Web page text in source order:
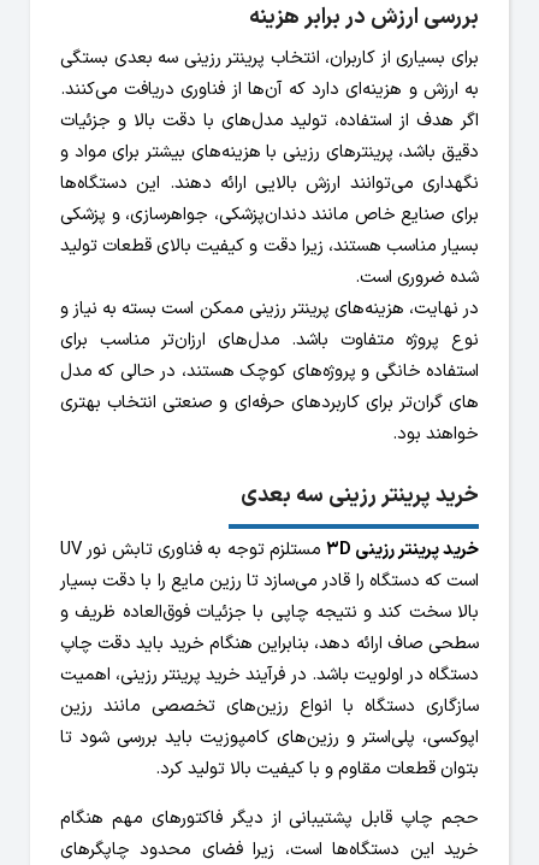
بررسی ارزش در برابر هزینه
برای بسیاری از کاربران، انتخاب پرینتر رزینی سه بعدی بستگی
به ارزش و هزینه‌ای دارد که آن‌ها از فناوری دریافت می‌کنند.
اگر هدف از استفاده، تولید مدل‌های با دقت بالا و جزئیات
دقیق باشد، پرینترهای رزینی با هزینه‌های بیشتر برای مواد و
نگهداری می‌توانند ارزش بالایی ارائه دهند. این دستگاه‌ها
برای صنایع خاص مانند دندان‌پزشکی، جواهرسازی، و پزشکی
بسیار مناسب هستند، زیرا دقت و کیفیت بالای قطعات تولید
شده ضروری است.
در نهایت، هزینه‌های پرینتر رزینی ممکن است بسته به نیاز و
نوع پروژه متفاوت باشد. مدل‌های ارزان‌تر مناسب برای
استفاده خانگی و پروژه‌های کوچک هستند، در حالی که مدل
های گران‌تر برای کاربردهای حرفه‌ای و صنعتی انتخاب بهتری
خواهند بود.
خرید پرینتر رزینی سه بعدی
خرید پرینتر رزینی 3D
مستلزم توجه به فناوری تابش نور UV
است که دستگاه را قادر می‌سازد تا رزین مایع را با دقت بسیار
بالا سخت کند و نتیجه چاپی با جزئیات فوق‌العاده ظریف و
سطحی صاف ارائه دهد، بنابراین هنگام خرید باید دقت چاپ
دستگاه در اولویت باشد. در فرآیند خرید پرینتر رزینی، اهمیت
سازگاری دستگاه با انواع رزین‌های تخصصی مانند رزین
اپوکسی، پلی‌استر و رزین‌های کامپوزیت باید بررسی شود تا
بتوان قطعات مقاوم و با کیفیت بالا تولید کرد.
حجم چاپ قابل پشتیبانی از دیگر فاکتورهای مهم هنگام
خرید این دستگاه‌ها است، زیرا فضای محدود چاپگرهای